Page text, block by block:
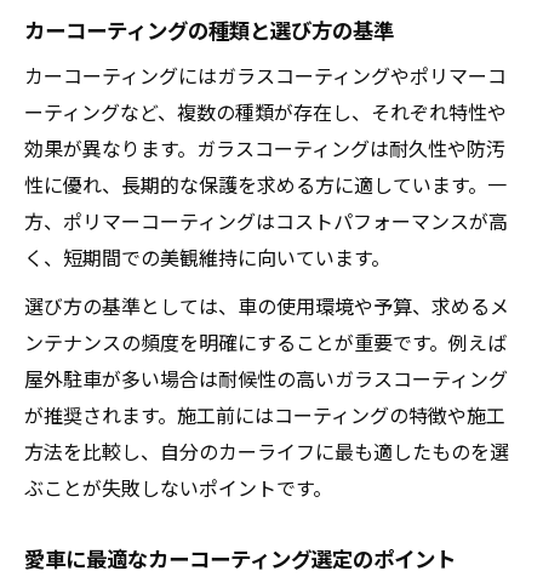
カーコーティングの種類と選び方の基準
カーコーティングにはガラスコーティングやポリマーコ
ーティングなど、複数の種類が存在し、それぞれ特性や
効果が異なります。ガラスコーティングは耐久性や防汚
性に優れ、長期的な保護を求める方に適しています。一
方、ポリマーコーティングはコストパフォーマンスが高
く、短期間での美観維持に向いています。
選び方の基準としては、車の使用環境や予算、求めるメ
ンテナンスの頻度を明確にすることが重要です。例えば
屋外駐車が多い場合は耐候性の高いガラスコーティング
が推奨されます。施工前にはコーティングの特徴や施工
方法を比較し、自分のカーライフに最も適したものを選
ぶことが失敗しないポイントです。
愛車に最適なカーコーティング選定のポイント